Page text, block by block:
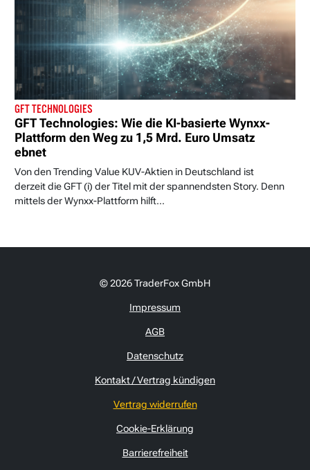
GFT TECHNOLOGIES
GFT Technologies: Wie die KI-basierte Wynxx-
Plattform den Weg zu 1,5 Mrd. Euro Umsatz
ebnet
Von den Trending Value KUV-Aktien in Deutschland ist
derzeit die GFT (i) der Titel mit der spannendsten Story. Denn
mittels der Wynxx-Plattform hilft...
© 2026 TraderFox GmbH
Impressum
AGB
Datenschutz
Kontakt / Vertrag kündigen
Vertrag widerrufen
Cookie-Erklärung
Barrierefreiheit